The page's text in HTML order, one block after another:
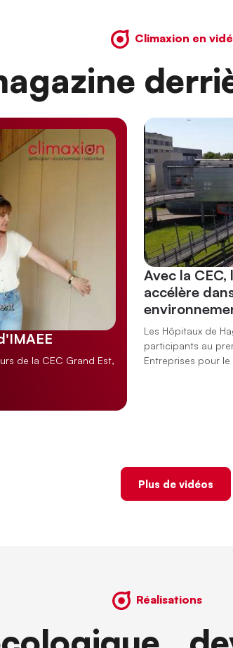
Climaxion en
de la CEC Grand Est,
Avec la
accélère
Les Hôpitaux de
participants au
Entreprises pour le
Plus de vidéos
Réalisations